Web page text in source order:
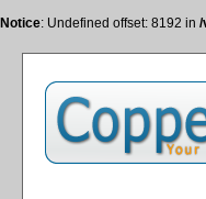
Notice: Undefined offset: 8192 in /